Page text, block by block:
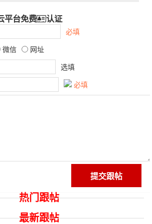
平台免费 认证
必填
微信 网址
选填
必填
热门跟帖
最新跟帖